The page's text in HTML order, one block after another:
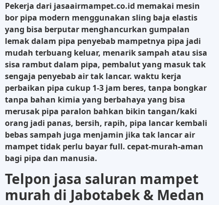
Pekerja dari jasaairmampet.co.id memakai mesin
bor pipa modern menggunakan sling baja elastis
yang bisa berputar menghancurkan gumpalan
lemak dalam pipa penyebab mampetnya pipa jadi
mudah terbuang keluar, menarik sampah atau sisa
sisa rambut dalam pipa, pembalut yang masuk tak
sengaja penyebab air tak lancar. waktu kerja
perbaikan pipa cukup 1-3 jam beres, tanpa bongkar
tanpa bahan kimia yang berbahaya yang bisa
merusak pipa paralon bahkan bikin tangan/kaki
orang jadi panas, bersih, rapih, pipa lancar kembali
bebas sampah juga menjamin jika tak lancar air
mampet tidak perlu bayar full. cepat-murah-aman
bagi pipa dan manusia.
Telpon jasa saluran mampet
murah di Jabotabek & Medan